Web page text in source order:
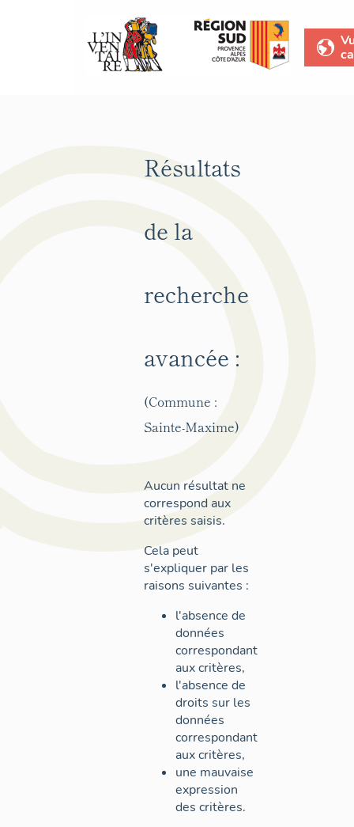
Résultats
de la
recherche
avancée :
(Commune :
Sainte-Maxime)
Aucun résultat ne
correspond aux
critères saisis.
Cela peut
s'expliquer par les
raisons suivantes :
l'absence de
données
correspondant
aux critères,
l'absence de
droits sur les
données
correspondant
aux critères,
une mauvaise
expression
des critères.